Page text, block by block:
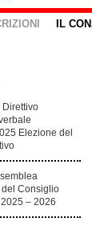
IL
Direttivo
Elezione del
Consiglio
– 2026